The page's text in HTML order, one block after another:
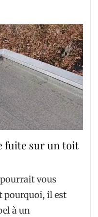
fuite sur un toit
vous
pourquoi, il est
à un